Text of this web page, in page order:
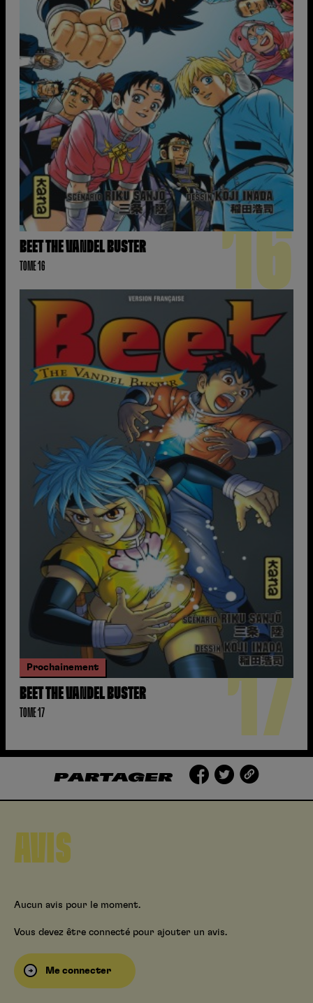
BEET THE VANDEL BUSTER
TOME 16 16
Prochainement
BEET THE VANDEL BUSTER
TOME 17 17
PARTAGER
AVIS
Aucun avis pour le moment.
Vous devez être connecté pour ajouter un avis.
Me connecter